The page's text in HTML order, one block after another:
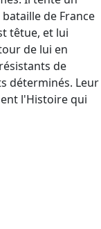
de France
têtue, et lui
de lui en
de
déterminés. Leur
l'Histoire qui